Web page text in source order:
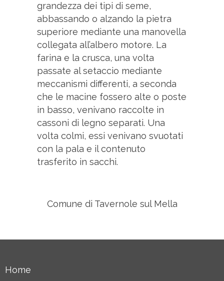
grandezza dei tipi di seme,
abbassando o alzando la pietra
superiore mediante una manovella
collegata all’albero motore. La
farina e la crusca, una volta
passate al setaccio mediante
meccanismi differenti, a seconda
che le macine fossero alte o poste
in basso, venivano raccolte in
cassoni di legno separati. Una
volta colmi, essi venivano svuotati
con la pala e il contenuto
trasferito in sacchi.
Comune di Tavernole sul Mella
Home